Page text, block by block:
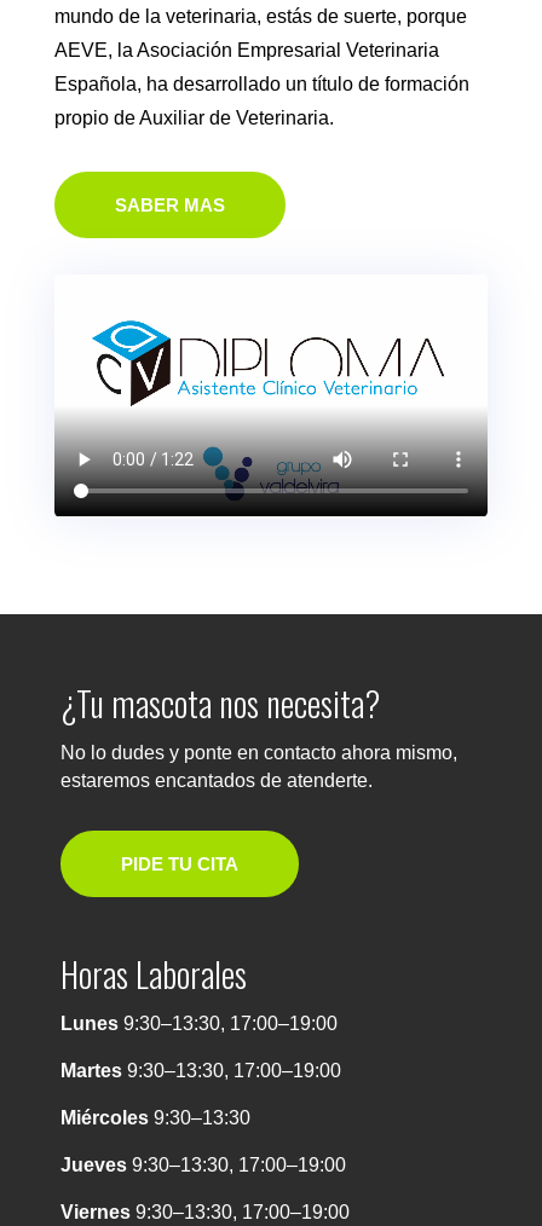
mundo de la veterinaria, estás de suerte, porque
AEVE, la Asociación Empresarial Veterinaria
Española, ha desarrollado un título de formación
propio de Auxiliar de Veterinaria.
SABER MAS
¿Tu mascota nos necesita?
No lo dudes y ponte en contacto ahora mismo,
estaremos encantados de atenderte.
PIDE TU CITA
Horas Laborales
Lunes 9:30–13:30, 17:00–19:00
Martes 9:30–13:30, 17:00–19:00
Miércoles 9:30–13:30
Jueves 9:30–13:30, 17:00–19:00
Viernes 9:30–13:30, 17:00–19:00